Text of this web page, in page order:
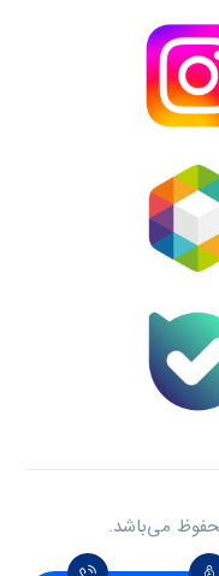
می‌باشد.